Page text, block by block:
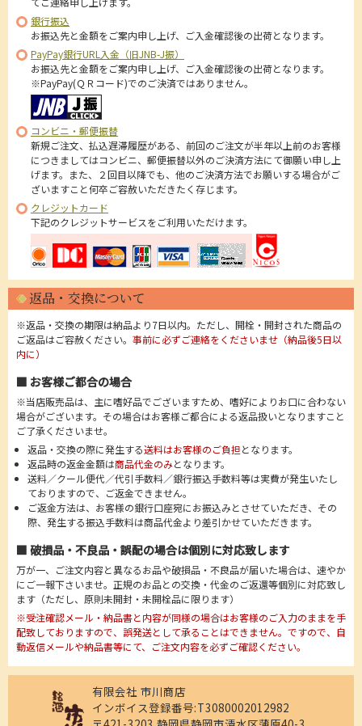
銀行振込
お振込先と金額をご案内申し上げ、ご入金確認後の出荷となります。
PayPay銀行URL入金（旧JNB-J振）
お振込先と金額をご案内申し上げ、ご入金確認後の出荷となります。
※PayPay(ＱＲコード)でのご決済ではありません。
コンビニ・郵便振替
新規ご注文、払込遅滞履歴がある、前回のご注文が半年以上前のお客様
につきましてはコンビニ、郵便振替以外のご決済方法にて御願い申し上
げます。また、２回目以降でも、他のご決済方法でお願いする場合がご
ざいますこと何卒ご容赦いただきたく存じます。
クレジットカード
下記のクレジットサービスをご利用いただけます。
返品・交換について
※返品・交換の期限は納品より7日以内。ただし、開栓・開封された商品の
ご返品はご容赦ください。 事前に必ずご連絡をくださいませ（納品後5日以
内に）
■ お客様ご都合の場合
※当店販売品は、主に嗜好品でございますため、嗜好によりお口に合わない
場合がございます。その場合はお客様ご都合による返品扱いとなりますこと
ご了承くださいませ。
返品・交換の際に発生する送料はお客様のご負担となります。
返品時の返金金額は商品代金のみとなります。
送料／クール便代／代引手数料／銀行振込手数料等は実費が発生いたし
ておりますので、ご返金できません。
ご返金方法は、お客様の銀行口座宛にお振込みとさせていただき、その
際、発生する振込手数料は商品代金より差引かせていただきます。
■ 破損品・不良品・誤配の場合は個別に対応致します
万が一、ご注文内容と異なるお品や破損品・不良品が届いた場合は、速やか
にご一報下さいませ。正規のお品との交換・代金のご返還等個別に対応致し
ます（ただし、原則未開封・未開栓品に限ります）
※受注確認メール・納品書と内容が同様の場合はお客様のご入力のままを手
配致しておりますので、誤発送として承ることはできません。ですので、自
動返信メールや納品書等にて、ご注文内容を必ずご確認ください。
有限会社 市川商店
インボイス登録番号:T3080002012982